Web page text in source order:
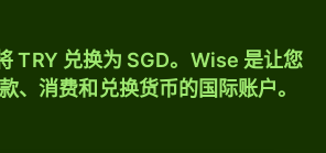
TRY 兑换为 SGD。Wise 是让您
、消费和兑换货币的国际账户。